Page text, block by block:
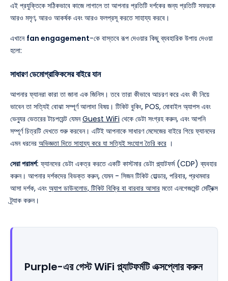
এই প্রযুক্তিকে সঠিকভাবে কাজে লাগালে তা আপনার প্রতিটি দর্শকের জন্য প্রতিটি সফরকে
আরও মসৃণ, আরও আকর্ষক এবং আরও ফলপ্রসূ করতে সাহায্য করবে।
এখানে fan engagement-কে বাস্তবে রূপ দেওয়ার কিছু ব্যবহারিক উপায় দেওয়া
হলো:
সাধারণ ডেমোগ্রাফিকসের বাইরে যান
আপনার ফ্যানরা কারা তা জানা এক জিনিস। তবে তারা কীভাবে আচরণ করে এবং কী নিয়ে
ভাবেন তা সত্যিই বোঝা সম্পূর্ণ আলাদা বিষয়। টিকিট বুকিং, POS, মোবাইল অ্যাপস এবং
ভেন্যুর ভেতরের টাচপয়েন্ট যেমনGuest WiFi থেকে ডেটা সংগ্রহ করুন, এবং আপনি
সম্পূর্ণ চিত্রটি দেখতে শুরু করবেন। এটিই আপনাকে সাধারণ মেসেজের বাইরে গিয়ে ফ্যানদের
এমন ধরনের অভিজ্ঞতা দিতে সাহায্য করে যা সত্যিই সংযোগ তৈরি করে ।
সেরা পরামর্শ: ফ্যানদের ডেটা একত্র করতে একটি কাস্টমার ডেটা প্ল্যাটফর্ম (CDP) ব্যবহার
করুন। আপনার দর্শকদের বিভক্ত করুন, যেমন - সিজন টিকিট হোল্ডার, পরিবার, প্রথমবার
আসা দর্শক, এবং অ্যাপ ডাউনলোড, টিকিট বিক্রি বা বারবার আসার মতো এনগেজমেন্ট মেট্রিক্স
ট্র্যাক করুন।
Purple-এর গেস্ট WiFi প্ল্যাটফর্মটি এক্সপ্লোর করুন